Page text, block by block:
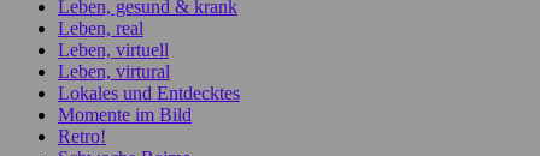
Leben, gesund & krank
Leben, real
Leben, virtuell
Leben, virtural
Lokales und Entdecktes
Momente im Bild
Retro!